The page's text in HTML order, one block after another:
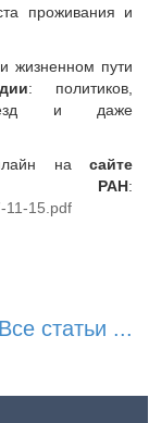
проживания и
жизненном пути
: политиков,
и даже
на сайте
РАН:
11-15.pdf
Все статьи ...